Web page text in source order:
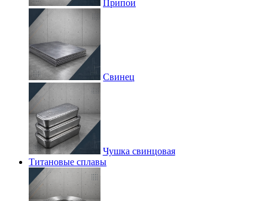
Припои
Свинец
Чушка свинцовая
Титановые сплавы